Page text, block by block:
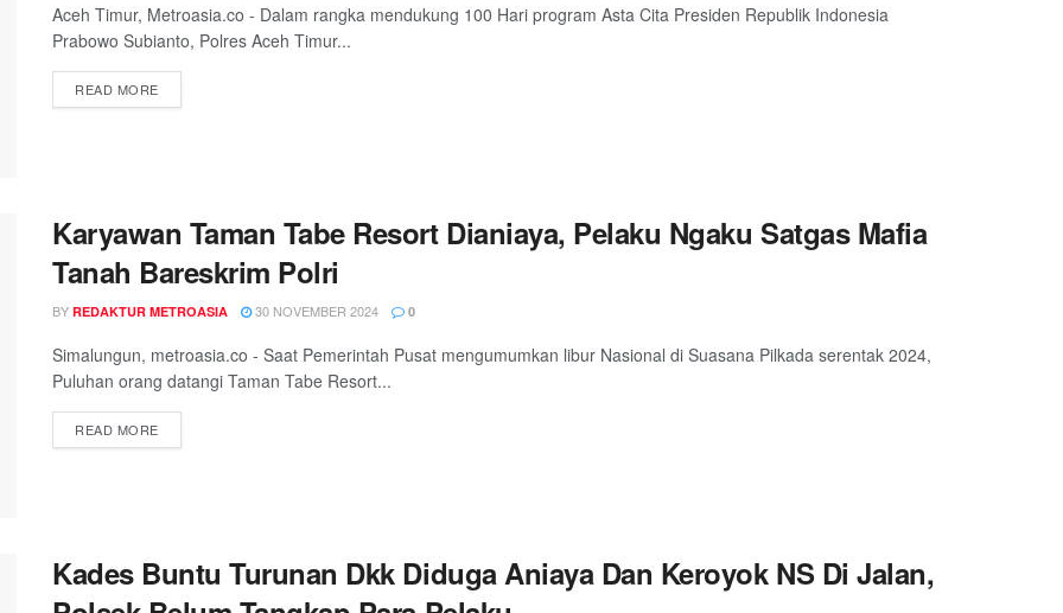
Aceh Timur, Metroasia.co - Dalam rangka mendukung 100 Hari program Asta Cita Presiden Republik Indonesia
Prabowo Subianto, Polres Aceh Timur...
READ MOREDETAILS
Karyawan Taman Tabe Resort Dianiaya, Pelaku Ngaku Satgas Mafia
Tanah Bareskrim Polri
BY REDAKTUR METROASIA 30 NOVEMBER 2024 0
Simalungun, metroasia.co - Saat Pemerintah Pusat mengumumkan libur Nasional di Suasana Pilkada serentak 2024,
Puluhan orang datangi Taman Tabe Resort...
READ MOREDETAILS
Kades Buntu Turunan Dkk Diduga Aniaya Dan Keroyok NS Di Jalan,